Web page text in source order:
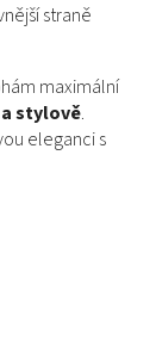
straně
maximální
stylově.
eleganci s